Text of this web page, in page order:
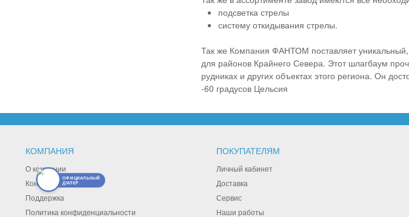
подсветка стрелы
систему откидывания стрелы.
Так же Компания ФАНТОМ поставляет
для районов Крайнего Севера. Этот шлагбаум
рудниках и других объектах этого региона. Он
-60 градусов Цельсия
КОМПАНИЯ
О компании
Контакты
Поддержка
Политика конфиденциальности
ПОКУПАТЕЛЯМ
Личный кабинет
Доставка
Сервис
Наши работы
ОФИЦИАЛЬНЫЙ
ДИЛЕР